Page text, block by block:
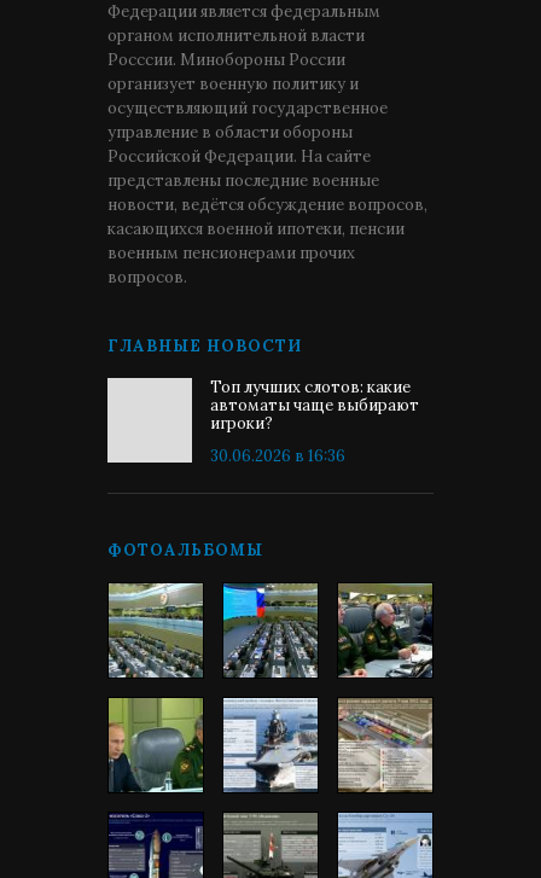
Федерации является федеральным
органом исполнительной власти
Росссии. Минобороны России
организует военную политику и
осуществляющий государственное
управление в области обороны
Российской Федерации. На сайте
представлены последние военные
новости, ведётся обсуждение вопросов,
касающихся военной ипотеки, пенсии
военным пенсионерами прочих
вопросов.
ГЛАВНЫЕ НОВОСТИ
Топ лучших слотов: какие
автоматы чаще выбирают
игроки?
30.06.2026 в 16:36
ФОТОАЛЬБОМЫ